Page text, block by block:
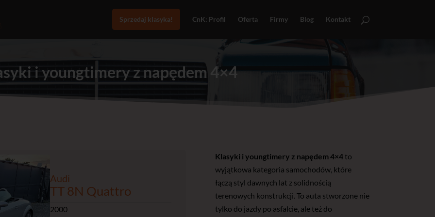
Sprzedaj klasyka! CnK: Profil Oferta Firmy Blog Kontakt
i youngtimery z napędem 4×4
Audi
TT 8N Quattro
2000
Klasyki i youngtimery z napędem 4×4to
wyjątkowa kategoria samochodów, które
łączą styl dawnych lat z solidnością
terenowych konstrukcji. To auta stworzone nie
tylko do jazdy po asfalcie, ale też do